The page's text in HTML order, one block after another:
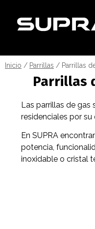
Inicio / Parrillas / Parrillas
Parrillas
Las parrillas de gas
residenciales por
En SUPRA
potencia,
inoxidable o cristal